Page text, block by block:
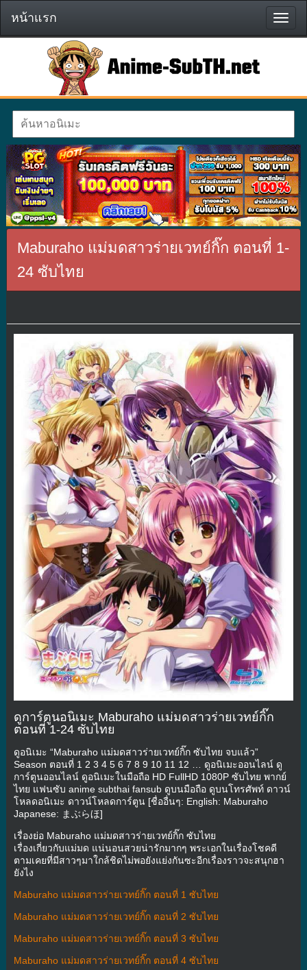
หน้า
แรก
หน้าแรก
Maburaho แม่มดสาวร่ายเวทย์กิ๊ก ตอนที่ 1-
24 ซับไทย
ดูการ์ตูนอนิเมะ Maburaho แม่มดสาวร่ายเวทย์กิ๊ก
ตอนที่ 1-24 ซับไทย
ดูอนิเมะ “Maburaho แม่มดสาวร่ายเวทย์กิ๊ก ซับไทย จบแล้ว”
Season ตอนที่ 1 2 3 4 5 6 7 8 9 10 11 12 … ดูอนิเมะออนไลน์ ดู
การ์ตูนออนไลน์ ดูอนิเมะในมือถือ HD FullHD 1080P ซับไทย พากย์
ไทย แฟนซับ anime subthai fansub ดูบนมือถือ ดูบนโทรศัพท์ ดาวน์
โหลดอนิเมะ ดาวน์โหลดการ์ตูน [ชื่ออื่นๆ: English: Maburaho
Japanese: まぶらほ]
เรื่องย่อ Maburaho แม่มดสาวร่ายเวทย์กิ๊ก ซับไทย
เรื่องเกี่ยวกับแม่มด แน่นอนสวยน่ารักมากๆ พระเอกในเรื่องโชคดี
ตามเคยที่มีสาวๆมาใกล้ชิดไม่พอยังแย่งกันซะอีกเรื่องราวจะสนุกฮา
ยังไง
Maburaho แม่มดสาวร่ายเวทย์กิ๊ก ตอนที่ 1 ซับไทย
Maburaho แม่มดสาวร่ายเวทย์กิ๊ก ตอนที่ 2 ซับไทย
Maburaho แม่มดสาวร่ายเวทย์กิ๊ก ตอนที่ 3 ซับไทย
Maburaho แม่มดสาวร่ายเวทย์กิ๊ก ตอนที่ 4 ซับไทย